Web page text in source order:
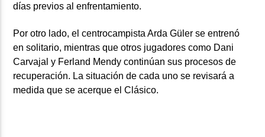
días previos al enfrentamiento.
Por otro lado, el centrocampista Arda Güler se entrenó
en solitario, mientras que otros jugadores como Dani
Carvajal y Ferland Mendy continúan sus procesos de
recuperación. La situación de cada uno se revisará a
medida que se acerque el Clásico.